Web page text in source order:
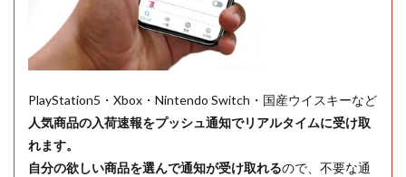
PlayStation5・Xbox・Nintendo Switch・国産ウイスキーなど
人気商品の入荷速報をプッシュ通知でリアルタイムに受け取
れます。
自分の欲しい商品を選んで通知が受け取れるので、不要な通